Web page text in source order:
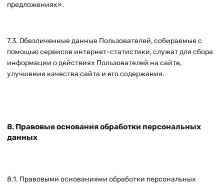
предложениях».
7.3. Обезличенные данные Пользователей, собираемые с
помощью сервисов интернет-статистики, служат для сбора
информации о действиях Пользователей на сайте,
улучшения качества сайта и его содержания.
8. Правовые основания обработки персональных
данных
8.1. Правовыми основаниями обработки персональных